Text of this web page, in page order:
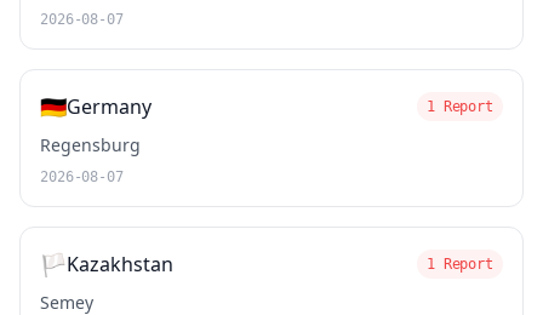
2026-08-07
🇩🇪Germany 1 Report
Regensburg
2026-08-07
🏳️Kazakhstan 1 Report
Semey